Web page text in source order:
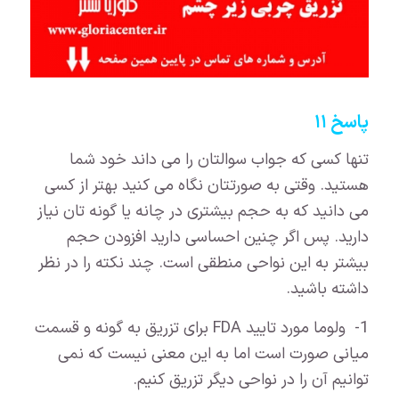
پاسخ ۱۱
تنها کسی که جواب سوالتان را می داند خود شما
هستید. وقتی به صورتتان نگاه می کنید بهتر از کسی
می دانید که به حجم بیشتری در چانه یا گونه تان نیاز
دارید. پس اگر چنین احساسی دارید افزودن حجم
بیشتر به این نواحی منطقی است. چند نکته را در نظر
داشته باشید.
1- ولوما مورد تایید FDA برای تزریق به گونه و قسمت
میانی صورت است اما به این معنی نیست که نمی
توانیم آن را در نواحی دیگر تزریق کنیم.